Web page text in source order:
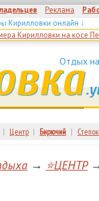
Реклама
Кирилловки онлайн ↓
Отдых
| Центр | Бирючий | Степок
→ ⭐ЦЕНТР→